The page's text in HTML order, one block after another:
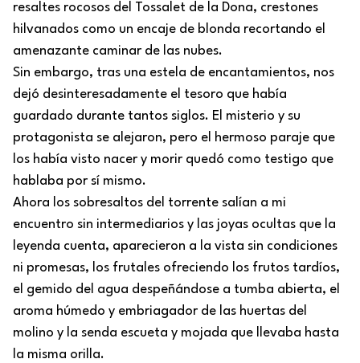
resaltes rocosos del Tossalet de la Dona, crestones
hilvanados como un encaje de blonda recortando el
amenazante caminar de las nubes.
Sin embargo, tras una estela de encantamientos, nos
dejó desinteresadamente el tesoro que había
guardado durante tantos siglos. El misterio y su
protagonista se alejaron, pero el hermoso paraje que
los había visto nacer y morir quedó como testigo que
hablaba por sí mismo.
Ahora los sobresaltos del torrente salían a mi
encuentro sin intermediarios y las joyas ocultas que la
leyenda cuenta, aparecieron a la vista sin condiciones
ni promesas, los frutales ofreciendo los frutos tardíos,
el gemido del agua despeñándose a tumba abierta, el
aroma húmedo y embriagador de las huertas del
molino y la senda escueta y mojada que llevaba hasta
la misma orilla.